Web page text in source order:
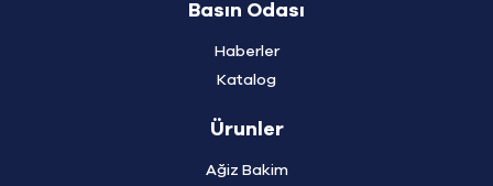
Basın Odası
Haberler
Katalog
Ürunler
Ağiz Bakim